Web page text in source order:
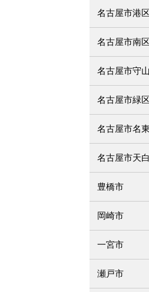
名古屋市港区
名古屋市南区
名古屋市守
名古屋市緑区
名古屋市名
名古屋市天
豊橋市
岡崎市
一宮市
瀬戸市